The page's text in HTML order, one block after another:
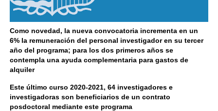
Como novedad, la nueva convocatoria incrementa en un
6% la remuneración del personal investigador en su tercer
año del programa; para los dos primeros años se
contempla una ayuda complementaria para gastos de
alquiler
Este último curso 2020-2021, 64 investigadores e
investigadoras son beneficiarios de un contrato
posdoctoral mediante este programa